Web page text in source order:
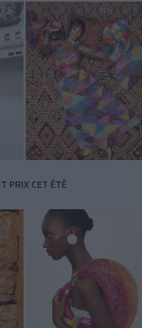
PRIX CET ÉTÉ